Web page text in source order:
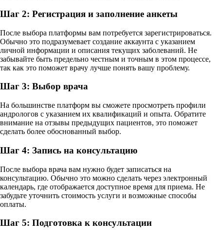
Шаг 2: Регистрация и заполнение анкеты
После выбора платформы вам потребуется зарегистрироваться.
Обычно это подразумевает создание аккаунта с указанием
личной информации и описания текущих заболеваний. Не
забывайте быть предельно честным и точным в этом процессе,
так как это поможет врачу лучше понять вашу проблему.
Шаг 3: Выбор врача
На большинстве платформ вы сможете просмотреть профили
андрологов с указанием их квалификаций и опыта. Обратите
внимание на отзывы предыдущих пациентов, это поможет
сделать более обоснованный выбор.
Шаг 4: Запись на консультацию
После выбора врача вам нужно будет записаться на
консультацию. Обычно это можно сделать через электронный
календарь, где отображается доступное время для приема. Не
забудьте уточнить стоимость услуги и возможные способы
оплаты.
Шаг 5: Подготовка к консультации